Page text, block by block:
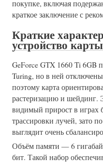
покупке, включая
краткое заключение с
Краткие
устройство карты
GeForce GTX 1660 Ti 6GB
Turing, но в ней отключены
поэтому карта
растеризацию и шейдинг.
видимый прирост в играх
трассировки лучей, зато
выглядит очень
Объём памяти — 6
бит. Такой набор